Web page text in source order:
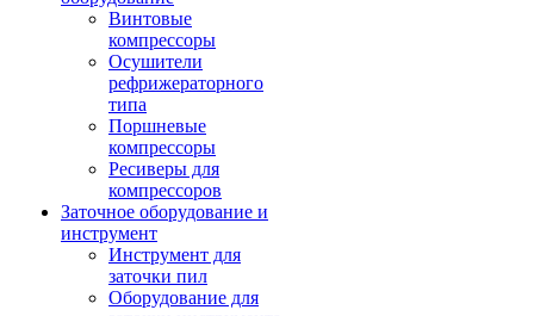
Винтовые
компрессоры
Осушители
рефрижераторного
типа
Поршневые
компрессоры
Ресиверы для
компрессоров
Заточное оборудование и
инструмент
Инструмент для
заточки пил
Оборудование для